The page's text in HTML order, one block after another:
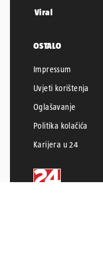
Viral
OSTALO
Impressum
Uvjeti korištenja
Oglašavanje
Politika kolačića
Karijera u 24